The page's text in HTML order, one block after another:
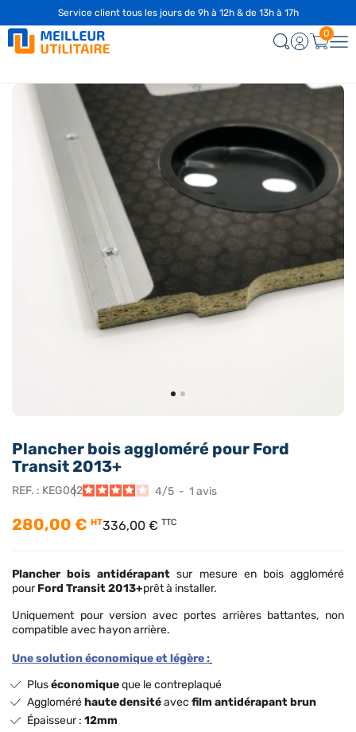
Plancher bois aggloméré pour Ford
Transit 2013+
REF. : KEG062 4/5 - 1 avis
280,00 € HT336,00 € TTC
Plancher bois antidérapant sur mesure en bois aggloméré
pourFord Transit 2013+prêt à installer.
Uniquement pour version avec portes arrières battantes, non
compatible avec hayon arrière.
Une solution économique et légère :
Pluséconomiqueque le contreplaqué
Aggloméréhaute densitéavec film antidérapant brun
Épaisseur :12mm
Service client tous les jours de 9h à 12h & de 13h à 17h
0